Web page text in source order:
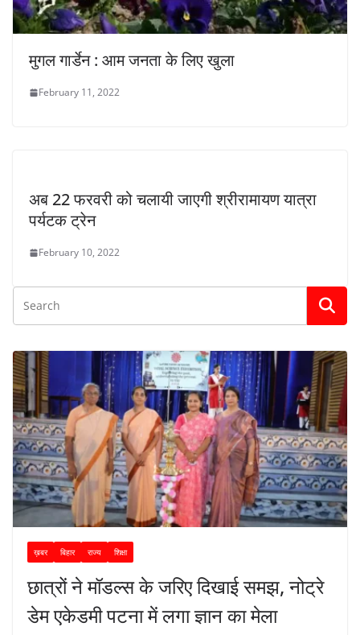
मुगल गार्डेन : आम जनता के लिए खुला
February 11, 2022
अब 22 फरवरी को चलायी जाएगी श्रीरामायण यात्रा
पर्यटक ट्रेन
February 10, 2022
ख़बर बिहार राज्य शिक्षा
छात्रों ने मॉडल्स के जरिए दिखाई समझ, नोट्रे
डेम एकेडमी पटना में लगा ज्ञान का मेला